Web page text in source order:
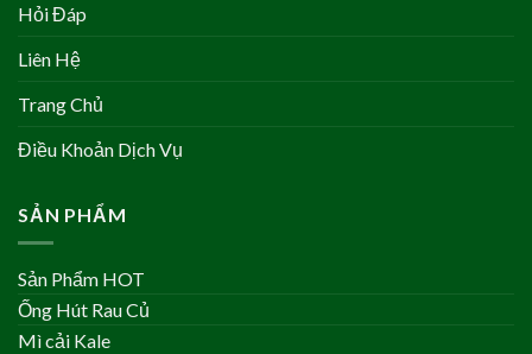
Hỏi Đáp
Liên Hệ
Trang Chủ
Điều Khoản Dịch Vụ
SẢN PHẨM
Sản Phẩm HOT
Ống Hút Rau Củ
Mì cải Kale